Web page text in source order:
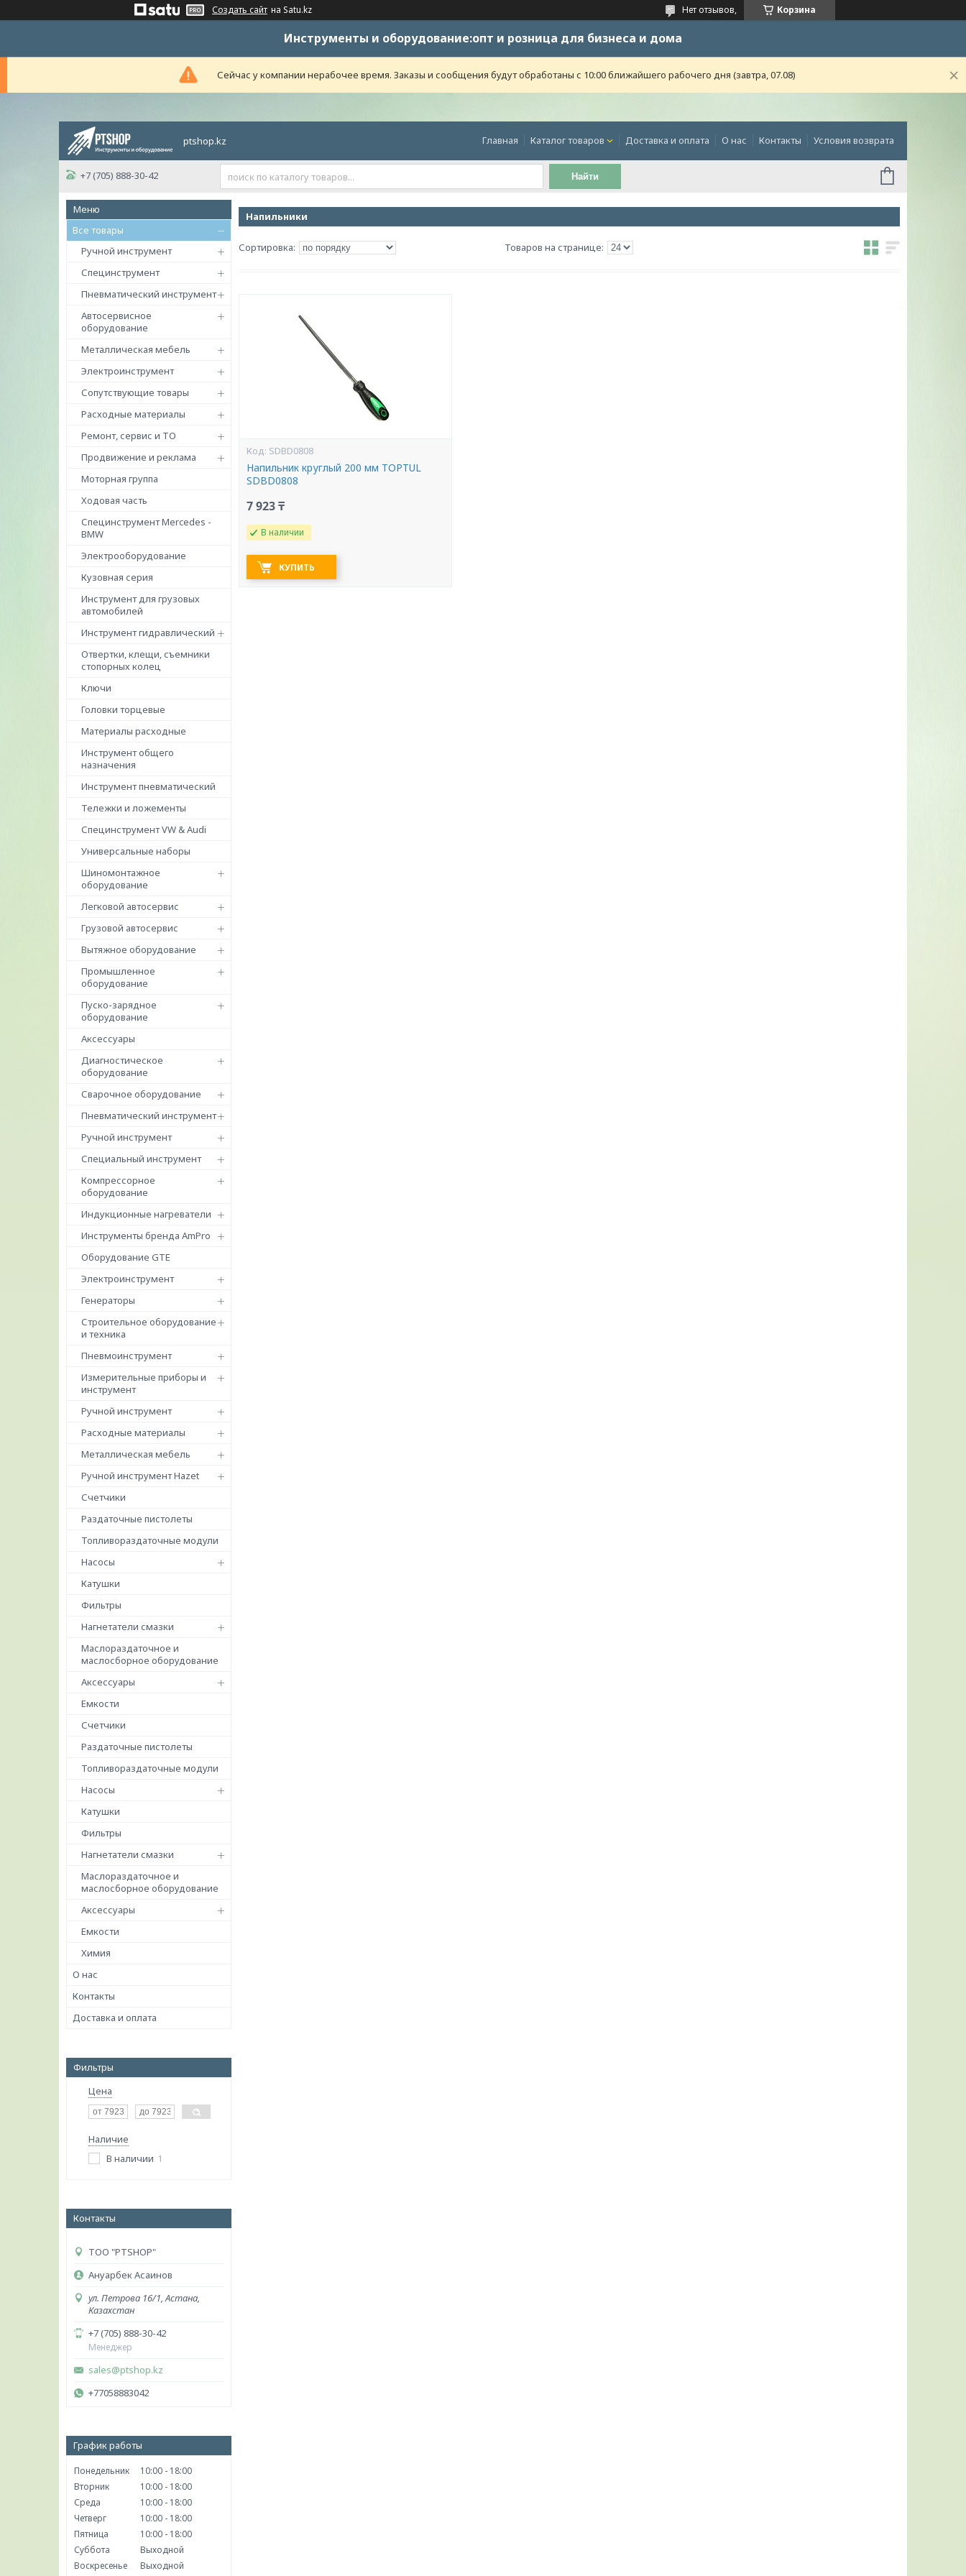
Создать сайт на Satu.kz Корзина
Нет отзывов,
Инструменты и оборудование:опт и розница для бизнеса и дома
Сейчас у компании нерабочее время. Заказы и сообщения будут обработаны с 10:00 ближайшего рабочего дня (завтра, 07.08)
ptshop.kz Главная Каталог товаров Доставка и оплата О нас Контакты Условия возврата
+7 (705) 888-30-42 Найти
Все товары
Ручной инструмент
Специнструмент
Пневматический инструмент
Автосервисное
оборудование
Металлическая мебель
Электроинструмент
Сопутствующие товары
Расходные материалы
Ремонт, сервис и ТО
Продвижение и реклама
Моторная группа
Ходовая часть
Специнструмент Mercedes -
BMW
Электрооборудование
Кузовная серия
Инструмент для грузовых
автомобилей
Инструмент гидравлический
Отвертки, клещи, съемники
стопорных колец
Ключи
Головки торцевые
Материалы расходные
Инструмент общего
назначения
Инструмент пневматический
Тележки и ложементы
Специнструмент VW & Audi
Универсальные наборы
Шиномонтажное
оборудование
Легковой автосервис
Грузовой автосервис
Вытяжное оборудование
Промышленное
оборудование
Пуско-зарядное
оборудование
Аксессуары
Диагностическое
оборудование
Сварочное оборудование
Пневматический инструмент
Ручной инструмент
Специальный инструмент
Компрессорное
оборудование
Индукционные нагреватели
Инструменты бренда AmPro
Оборудование GTE
Электроинструмент
Генераторы
Строительное оборудование
и техника
Пневмоинструмент
Измерительные приборы и
инструмент
Ручной инструмент
Расходные материалы
Металлическая мебель
Ручной инструмент Hazet
Счетчики
Раздаточные пистолеты
Топливораздаточные модули
Насосы
Катушки
Фильтры
Нагнетатели смазки
Маслораздаточное и
маслосборное оборудование
Аксессуары
Емкости
Счетчики
Раздаточные пистолеты
Топливораздаточные модули
Насосы
Катушки
Фильтры
Нагнетатели смазки
Маслораздаточное и
маслосборное оборудование
Аксессуары
Емкости
Химия
О нас
Контакты
Доставка и оплата
Фильтры
Цена
Наличие
В наличии 1
Контакты
ТОО "PTSHOP"
Ануарбек Асаинов
ул. Петрова 16/1, Астана,
Казахстан
+7 (705) 888-30-42
Менеджер
sales@ptshop.kz
+77058883042
График работы
Понедельник 10:00
18:00
Вторник
10:00
18:00
Среда
10:00
18:00
Четверг
10:00
18:00
Пятница
10:00
18:00
Суббота
Выходной
Воскресенье
Выходной
Напильники
SDBD0808
Напильник круглый 200 мм TOPTUL
SDBD0808
7 923 ₸
В наличии
КУПИТЬ